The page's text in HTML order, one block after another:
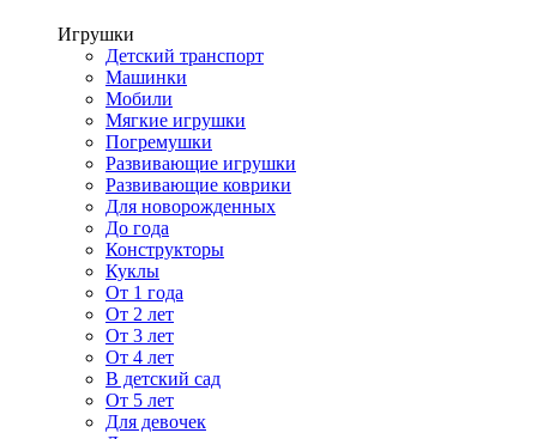
Игрушки
Детский транспорт
Машинки
Мобили
Мягкие игрушки
Погремушки
Развивающие игрушки
Развивающие коврики
Для новорожденных
До года
Конструкторы
Куклы
От 1 года
От 2 лет
От 3 лет
От 4 лет
В детский сад
От 5 лет
Для девочек